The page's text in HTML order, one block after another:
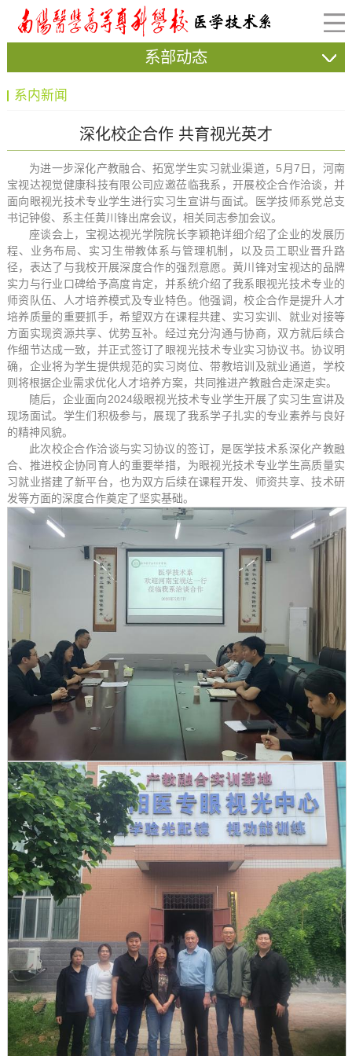
系部动态
系内新闻
深化校企合作 共育视光英才
为进一步深化产教融合、拓宽学生实习就业渠道，5月7日，河南
宝视达视觉健康科技有限公司应邀莅临我系，开展校企合作洽谈，并
面向眼视光技术专业学生进行实习生宣讲与面试。医学技师系党总支
书记钟俊、系主任黄川锋出席会议，相关同志参加会议。
座谈会上，宝视达视光学院院长李颖艳详细介绍了企业的发展历
程、业务布局、实习生带教体系与管理机制，以及员工职业晋升路
径，表达了与我校开展深度合作的强烈意愿。黄川锋对宝视达的品牌
实力与行业口碑给予高度肯定，并系统介绍了我系眼视光技术专业的
师资队伍、人才培养模式及专业特色。他强调，校企合作是提升人才
培养质量的重要抓手，希望双方在课程共建、实习实训、就业对接等
方面实现资源共享、优势互补。经过充分沟通与协商，双方就后续合
作细节达成一致，并正式签订了眼视光技术专业实习协议书。协议明
确，企业将为学生提供规范的实习岗位、带教培训及就业通道，学校
则将根据企业需求优化人才培养方案，共同推进产教融合走深走实。
随后，企业面向2024级眼视光技术专业学生开展了实习生宣讲及
现场面试。学生们积极参与，展现了我系学子扎实的专业素养与良好
的精神风貌。
此次校企合作洽谈与实习协议的签订，是医学技术系深化产教融
合、推进校企协同育人的重要举措，为眼视光技术专业学生高质量实
习就业搭建了新平台，也为双方后续在课程开发、师资共享、技术研
发等方面的深度合作奠定了坚实基础。